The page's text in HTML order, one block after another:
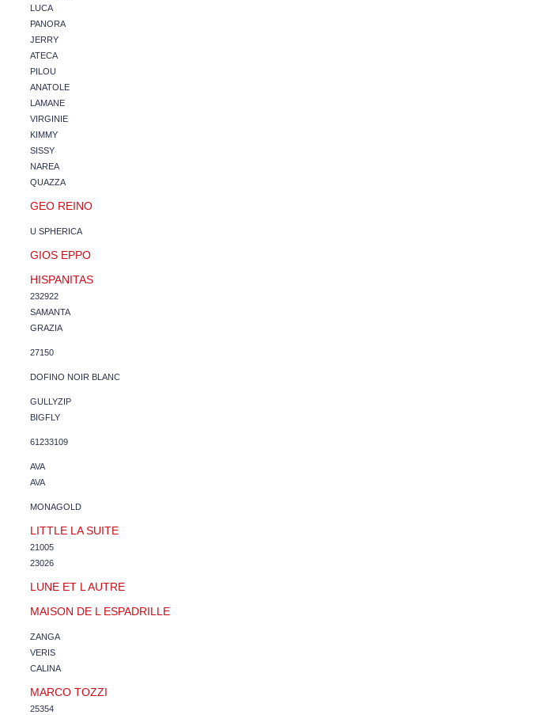
LUCA
PANORA
JERRY
ATECA
PILOU
ANATOLE
LAMANE
VIRGINIE
KIMMY
SISSY
NAREA
QUAZZA
GEO REINO
U SPHERICA
GIOS EPPO
HISPANITAS
232922
SAMANTA
GRAZIA
27150
DOFINO NOIR BLANC
GULLYZIP
BIGFLY
61233109
AVA
AVA
MONAGOLD
LITTLE LA SUITE
21005
23026
LUNE ET L AUTRE
MAISON DE L ESPADRILLE
ZANGA
VERIS
CALINA
MARCO TOZZI
25354